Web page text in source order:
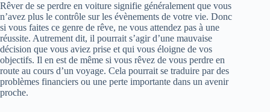
Rêver de se perdre en voiture signifie généralement que vous
n’avez plus le contrôle sur les évènements de votre vie. Donc
si vous faites ce genre de rêve, ne vous attendez pas à une
réussite. Autrement dit, il pourrait s’agir d’une mauvaise
décision que vous aviez prise et qui vous éloigne de vos
objectifs. Il en est de même si vous rêvez de vous perdre en
route au cours d’un voyage. Cela pourrait se traduire par des
problèmes financiers ou une perte importante dans un avenir
proche.